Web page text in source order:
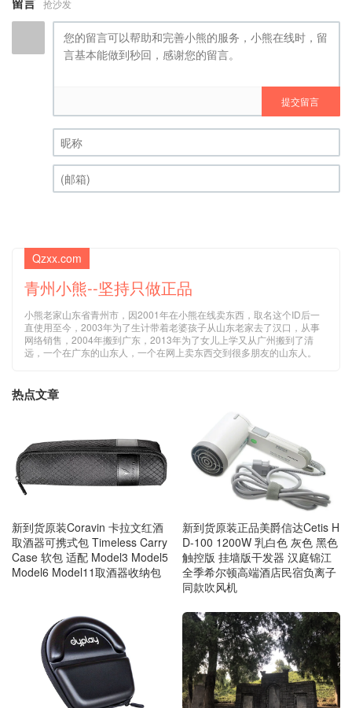
抢沙发
提交留言
昵称 (必填)
Qzxx.com
青州小熊--坚持只做正品
小熊老家山东省青州市，因2001年在小熊在线卖东西，取名这个ID后一
直使用至今，2003年为了生计带着老婆孩子从山东老家去了汉口，从事
网络销售，2004年搬到广东，2013年为了女儿上学又从广州搬到了清
远，一个在广东的山东人，一个在网上卖东西交到很多朋友的山东人。
热点文章
新到货原装Coravin 卡拉文红酒
取酒器可携式包 Timeless Carry
Case 软包 适配 Model3 Model5
Model6 Model11取酒器收纳包
新到货原装正品美爵信达Cetis H
D-100 1200W 乳白色 灰色 黑色
触控版 挂墙版干发器 汉庭锦江
全季希尔顿高端酒店民宿负离子
同款吹风机